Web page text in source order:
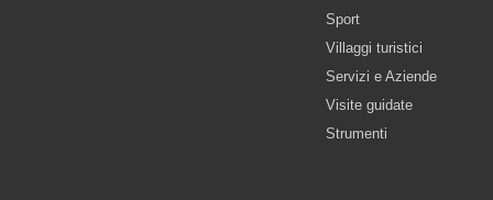
Sport
Villaggi turistici
Servizi e Aziende
Visite guidate
Strumenti